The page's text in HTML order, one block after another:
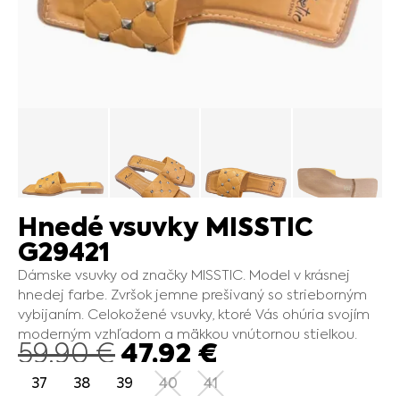
Hnedé vsuvky MISSTIC
G29421
Dámske vsuvky od značky MISSTIC. Model v krásnej
hnedej farbe. Zvršok jemne prešivaný so strieborným
vybijaním. Celokožené vsuvky, ktoré Vás ohúria svojím
moderným vzhľadom a mäkkou vnútornou stielkou.
59.90€47.92 €
37 38 39 40 41